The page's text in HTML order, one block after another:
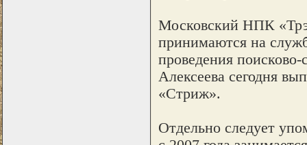
Московский НПК
принимаются на
проведения
Алексеева сегодня
«Стриж».
Отдельно следует